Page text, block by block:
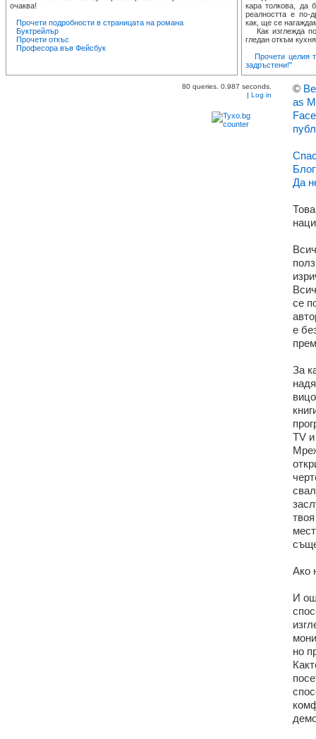
очаква!
Прочети подробности в страницата на романа
Буктрейлър
Прочети откъс
Професора във Фейсбук
кара толкова, да
реалността е по-
как, ще се
Как изглежда
гледан откъм
Прочети целия
задръстени!"
80 queries. 0.987 seconds.
| Log in
©
as
Да
се
е
За
TV
Ако
И
но